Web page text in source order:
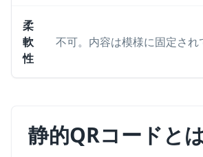
柔
軟
性
不可。内容は模様に固定され
静的QRコードと